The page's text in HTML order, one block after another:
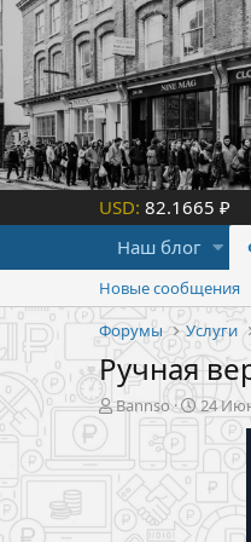
USD: 82.1665 ₽
Наш блог
Новые сообщения
Форумы
Услуги
Ручная
А
о
р
т
е
Bannso
Д
т
а
а
ч
24